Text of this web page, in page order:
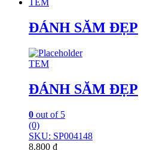
TEM
ĐÁNH SĂM ĐẸP
TEM
ĐÁNH SĂM ĐẸP
0 out of 5
(0)
SKU: SP004148
8.800 ₫